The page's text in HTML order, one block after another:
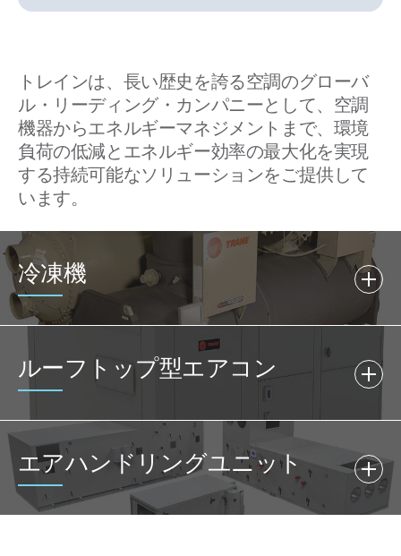
トレインは、長い歴史を誇る空調のグローバ
ル・リーディング・カンパニーとして、空調
機器からエネルギーマネジメントまで、環境
負荷の低減とエネルギー効率の最大化を実現
する持続可能なソリューションをご提供して
います。
冷凍機
ルーフトップ型エアコン
エアハンドリングユニット